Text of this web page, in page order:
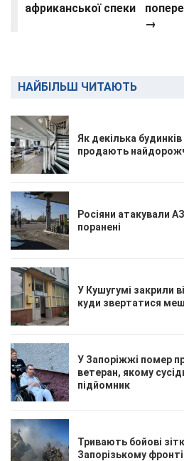
африканської спеки
→
НАЙБІЛЬШ ЧИТАЮТЬ
Як декілька
продають
Росіяни атакували
поранені
У Кушугумі закрили
куди звертатися
У Запоріжжі помер
ветеран, якому
підйомник
Тривають бойові
Запорізькому фронті